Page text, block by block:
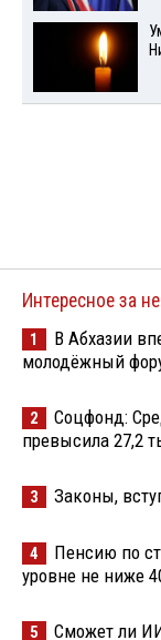
Интересное за
1
В Абхазии
молодёжный
2
Соцфонд:
превысила 27,2
3 Законы,
4
Пенсию по
уровне не ниже
5 Сможет ли